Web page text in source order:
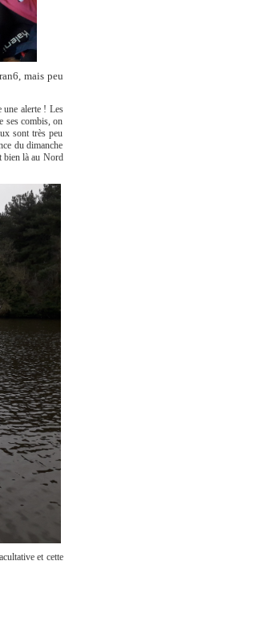
maispeu
alerte ! Les
ses combis, on
sont très peu
du dimanche
bien là au Nord
et cette